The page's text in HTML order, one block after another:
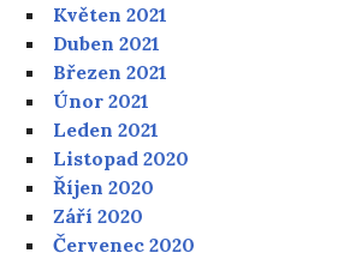
Květen 2021
Duben 2021
Březen 2021
Únor 2021
Leden 2021
Listopad 2020
Říjen 2020
Září 2020
Červenec 2020